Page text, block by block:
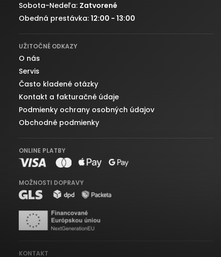
Sobota-Nedeľa: Zatvorené
Obedná prestávka: 12:00 - 13:00
UŽITOČNÉ ODKAZY
O nás
Servis
Často kladené otázky
Kontakt a fakturačné údaje
Podmienky ochrany osobných údajov
Obchodné podmienky
ONLINE PLATBY
MOŽNOSTI DOPRAVY
KONTAKT